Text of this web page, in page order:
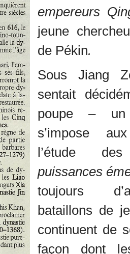
empereurs
jeune
de Pékin.
Sous Jiang
sentait
poupe – un
s’impose
l’étude
puissances
toujours
bataillons de
continuent de
façon dont